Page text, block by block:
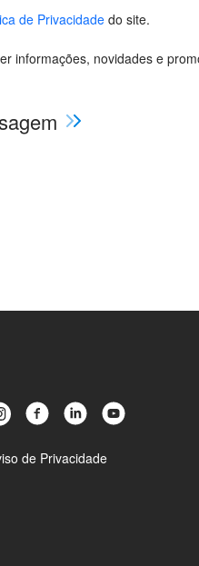
de Privacidade do site.
informações, novidades e
de Privacidade